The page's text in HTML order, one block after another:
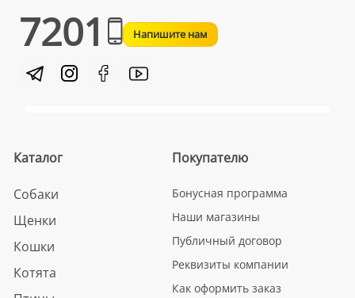
7201 Напишите нам
Каталог
Собаки
Щенки
Кошки
Котята
Покупателю
Бонусная программа
Наши магазины
Публичный договор
Реквизиты компании
Как оформить заказ